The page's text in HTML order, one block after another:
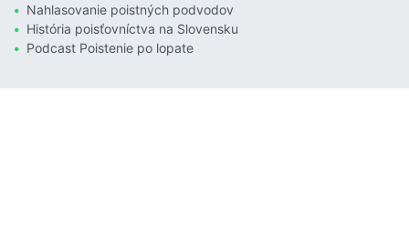
Nahlasovanie poistných podvodov
História poisťovníctva na Slovensku
Podcast Poistenie po lopate